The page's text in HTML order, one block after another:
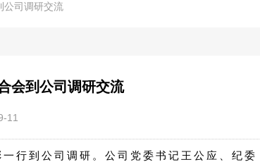
公司调研交流
会到公司调研交流
11
行到公司调研。公司党委书记王公应、纪委